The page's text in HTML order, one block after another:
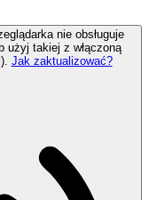
nie obsługuje
użyj takiej z włączoną
Jak zaktualizować?